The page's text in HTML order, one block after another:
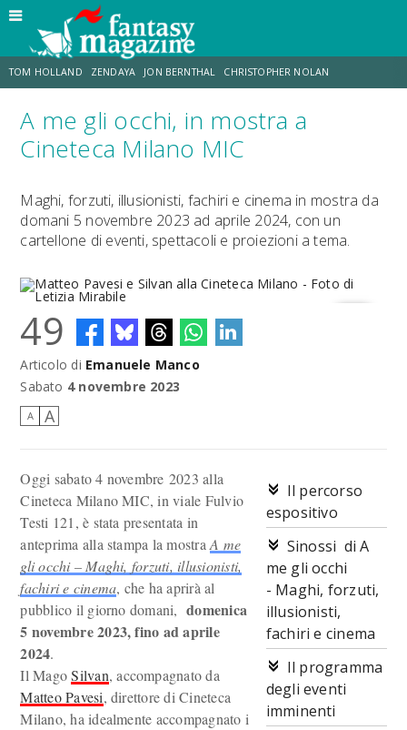
TOM HOLLAND ZENDAYA JON BERNTHAL CHRISTOPHER NOLAN
STRANIMONDI LUCCA COMICS & GAMES ODISSEA JACOB BATALON
A me gli occhi, in mostra a
Cineteca Milano MIC
Maghi, forzuti, illusionisti, fachiri e cinema in mostra da
domani 5 novembre 2023 ad aprile 2024, con un
cartellone di eventi, spettacoli e proiezioni a tema.
Matteo Pavesi e Silvan alla Cineteca Milano - Foto di Letizia Mirabile
49
Articolo di Emanuele Manco
Sabato 4 novembre 2023
A A
Il percorso
espositivo
Sinossi di A
me gli occhi
- Maghi, forzuti,
illusionisti,
fachiri e cinema
Il programma
degli eventi
imminenti
Oggi sabato 4 novembre 2023 alla
Cineteca Milano MIC, in viale Fulvio
Testi 121, è stata presentata in
anteprima alla stampa la mostraA me
gli occhi – Maghi, forzuti, illusionisti,
fachiri e cinema, che ha aprirà al
pubblico il giorno domani,domenica
5 novembre 2023, fino ad aprile
2024.
Il MagoSilvan, accompagnato da
Matteo Pavesi, direttore di Cineteca
Milano, ha idealmente accompagnato i